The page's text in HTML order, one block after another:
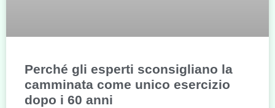
Perché gli esperti sconsigliano la
camminata come unico esercizio
dopo i 60 anni